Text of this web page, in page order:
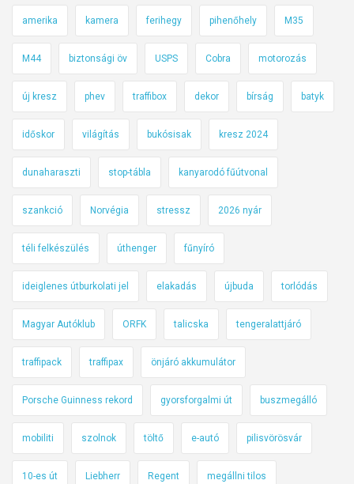
amerika kamera ferihegy pihenőhely M35
M44 biztonsági öv USPS Cobra motorozás
új kresz phev traffibox dekor bírság batyk
időskor világítás bukósisak kresz 2024
dunaharaszti stop-tábla kanyarodó fűútvonal
szankció Norvégia stressz 2026 nyár
téli felkészülés úthenger fűnyíró
ideiglenes útburkolati jel elakadás újbuda torlódás
Magyar Autóklub ORFK talicska tengeralattjáró
traffipack traffipax önjáró akkumulátor
Porsche Guinness rekord gyorsforgalmi út buszmegálló
mobiliti szolnok töltő e-autó pilisvörösvár
10-es út Liebherr Regent megállni tilos